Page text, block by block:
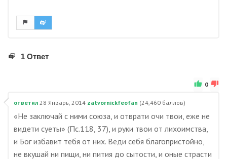
1 Ответ
0
ответил 28 Январь, 2014 zatvornickfeofan (24,460 баллов)
«Не заключай с ними союза, и отврати очи твои, еже не
видети суеты» (Пс.118, 37), и руки твои от лихоимства,
и Бог избавит тебя от них. Веди себя благопристойно,
не вкушай ни пищи, ни пития до сытости, и оные страсти